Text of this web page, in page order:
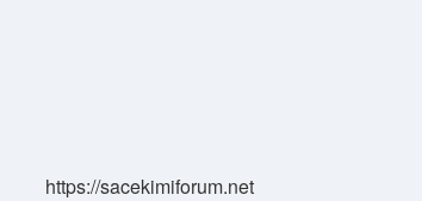
https://sacekimiforum.net